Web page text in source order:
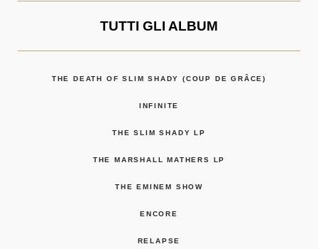
TUTTI GLI ALBUM
THE DEATH OF SLIM SHADY (COUP DE GRÂCE)
INFINITE
THE SLIM SHADY LP
THE MARSHALL MATHERS LP
THE EMINEM SHOW
ENCORE
RELAPSE